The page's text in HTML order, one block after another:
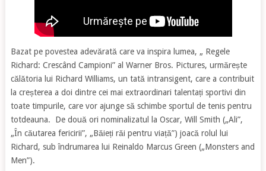
Bazat pe povestea adevărată care va inspira lumea, „ Regele
Richard: Crescând Campioni” al Warner Bros. Pictures, urmărește
călătoria lui Richard Williams, un tată intransigent, care a contribuit
la creșterea a doi dintre cei mai extraordinari talentați sportivi din
toate timpurile, care vor ajunge să schimbe sportul de tenis pentru
totdeauna. De două ori nominalizatul la Oscar, Will Smith („Ali”,
„În căutarea fericirii”, „Băieți răi pentru viață”) joacă rolul lui
Richard, sub îndrumarea lui Reinaldo Marcus Green („Monsters and
Men”).